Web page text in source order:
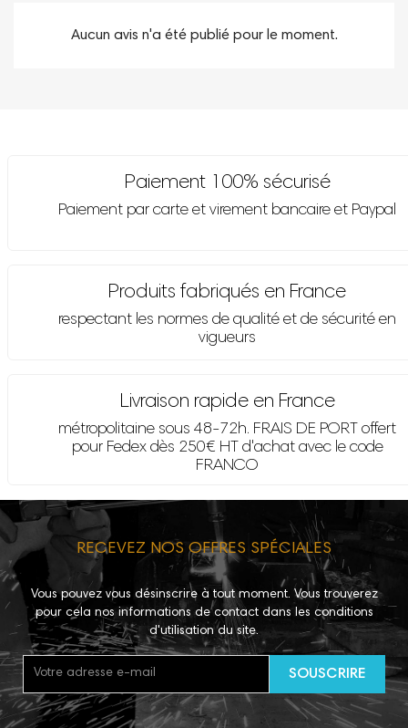
Aucun avis n'a été publié pour le moment.
Paiement 100% sécurisé
Paiement par carte et virement bancaire et Paypal
Produits fabriqués en France
respectant les normes de qualité et de sécurité en
vigueurs
Livraison rapide en France
métropolitaine sous 48-72h. FRAIS DE PORT offert
pour Fedex dès 250€ HT d'achat avec le code
FRANCO
RECEVEZ NOS OFFRES SPÉCIALES
Vous pouvez vous désinscrire à tout moment. Vous trouverez
pour cela nos informations de contact dans les conditions
d'utilisation du site.